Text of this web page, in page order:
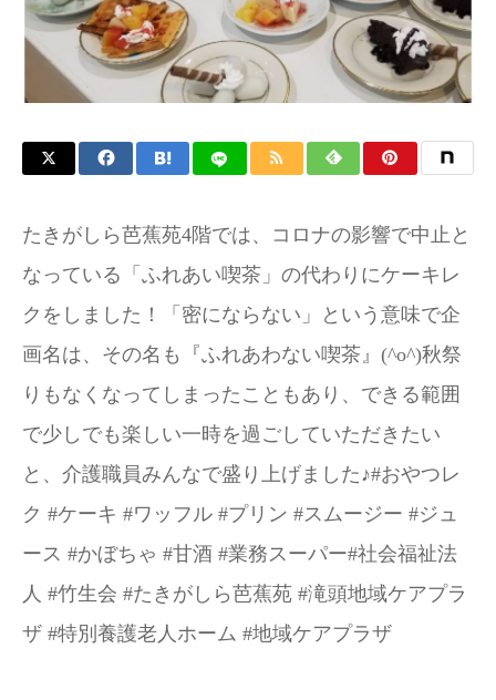
たきがしら芭蕉苑4階では、コロナの影響で中止と
なっている「ふれあい喫茶」の代わりにケーキレ
クをしました！「密にならない」という意味で企
画名は、その名も『ふれあわない喫茶』(^o^)秋祭
りもなくなってしまったこともあり、できる範囲
で少しでも楽しい一時を過ごしていただきたい
と、介護職員みんなで盛り上げました♪#おやつレ
ク #ケーキ #ワッフル #プリン #スムージー #ジュ
ース #かぼちゃ #甘酒 #業務スーパー#社会福祉法
人 #竹生会 #たきがしら芭蕉苑 #滝頭地域ケアプラ
ザ #特別養護老人ホーム #地域ケアプラザ
お問い合わせ